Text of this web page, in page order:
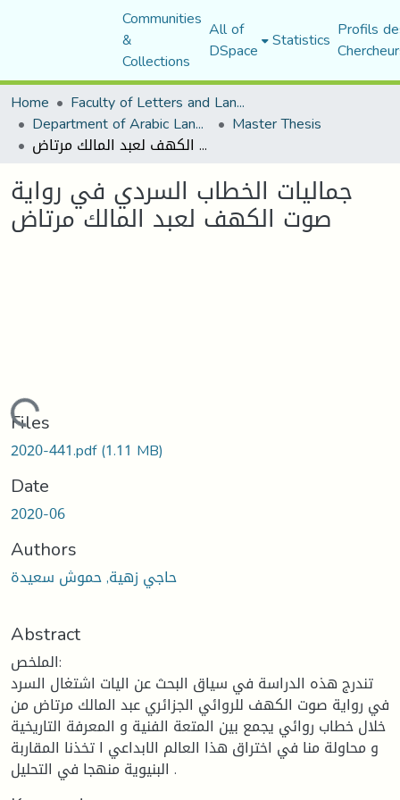
Communities
&
Collections
All of
DSpace Statistics Profils
Home
Faculty of Letters and Languages
Department of Arabic Language and Literature Master Thesis
جماليات الخطاب السردي في رواية صوت الكهف لعبد المالك مرتاض
جماليات الخطاب السردي في رواية
صوت الكهف لعبد المالك مرتاض
Loading...
Files
2020-441.pdf(1.11 MB)
Date
2020-06
Authors
حاجي زهية, حموش سعيدة
Abstract
الملخص:
تندرج هذه الدراسة في سياق البحث عن اليات اشتغال السرد
في رواية صوت الكهف للروائي الجزائري عبد المالك مرتاض من
خلال خطاب روائي يجمع بين المتعة الفنية و المعرفة التاريخية
و محاولة منا في اختراق هذا العالم الابداعي ا تخذنا المقاربة
البنيوية منهجا في التحليل .